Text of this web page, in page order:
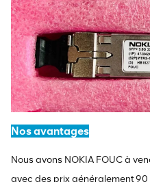
Nos avantages
Nous avons NOKIA FOUC à
avec des prix généralement 90